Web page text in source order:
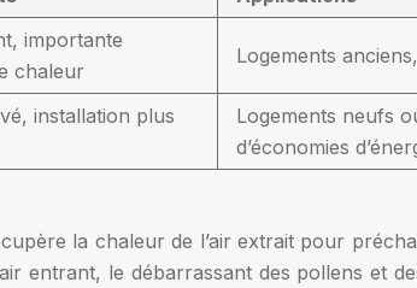
importante
chaleur
Logements
installation plus
Logements neufs
d’économies
la chaleur de l’air extrait pour
entrant, le débarrassant des pollens et